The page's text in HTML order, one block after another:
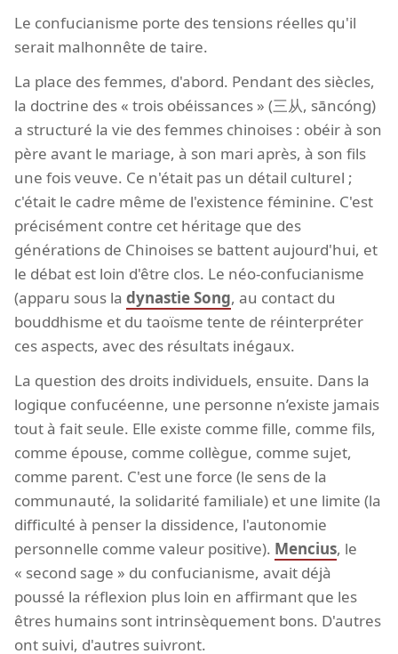
Le confucianisme porte des tensions réelles qu'il
serait malhonnête de taire.
La place des femmes, d'abord. Pendant des siècles,
la doctrine des « trois obéissances » (三从, sāncóng)
a structuré la vie des femmes chinoises : obéir à son
père avant le mariage, à son mari après, à son fils
une fois veuve. Ce n'était pas un détail culturel ;
c'était le cadre même de l'existence féminine. C'est
précisément contre cet héritage que des
générations de Chinoises se battent aujourd'hui, et
le débat est loin d'être clos. Le néo-confucianisme
(apparu sous la dynastie Song, au contact du
bouddhisme et du taoïsme tente de réinterpréter
ces aspects, avec des résultats inégaux.
La question des droits individuels, ensuite. Dans la
logique confucéenne, une personne n’existe jamais
tout à fait seule. Elle existe comme fille, comme fils,
comme épouse, comme collègue, comme sujet,
comme parent. C'est une force (le sens de la
communauté, la solidarité familiale) et une limite (la
difficulté à penser la dissidence, l'autonomie
personnelle comme valeur positive). Mencius, le
« second sage » du confucianisme, avait déjà
poussé la réflexion plus loin en affirmant que les
êtres humains sont intrinsèquement bons. D'autres
ont suivi, d'autres suivront.